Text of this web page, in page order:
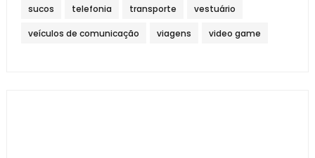
sucos telefonia transporte vestuário
veículos de comunicação viagens video game